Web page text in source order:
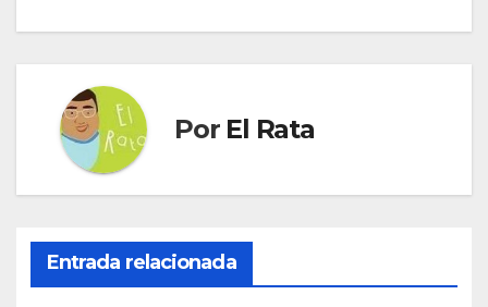
Por El Rata
Entrada relacionada